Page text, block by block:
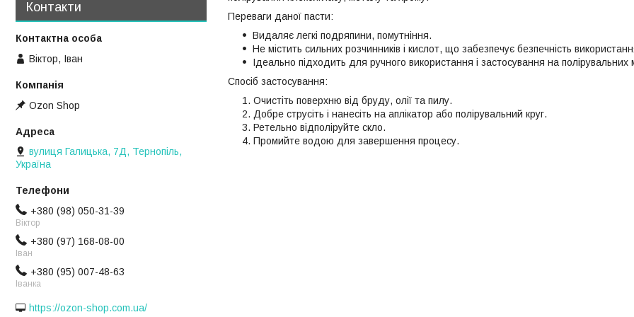
Переваги даної пасти:
Видаляє легкі подряпини, помутніння.
Не містить сильних розчинників і кислот, що забезпечує безпечність
Ідеально підходить для ручного використання і застосування на
Спосіб застосування:
Очистіть поверхню від бруду, олії та пилу.
Добре струсіть і нанесіть на аплікатор або полірувальний круг.
Ретельно відполіруйте скло.
Промийте водою для завершення процесу.
Контакти
Віктор, Іван
Ozon Shop
вулиця Галицька, 7Д, Тернопіль,
Україна
+380 (98) 050-31-39
Віктор
+380 (97) 168-08-00
Іван
+380 (95) 007-48-63
Іванка
https://ozon-shop.com.ua/